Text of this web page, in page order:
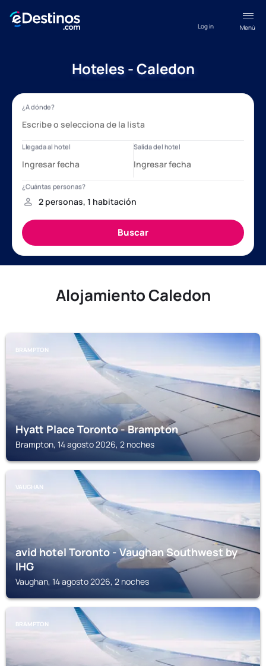
Menú
Log in
Hoteles - Caledon
Alojamiento Caledon
BRAMPTON
Hyatt Place Toronto - Brampton
Brampton, 14 agosto 2026, 2 noches
VAUGHAN
avid hotel Toronto - Vaughan Southwest by
IHG
Vaughan, 14 agosto 2026, 2 noches
BRAMPTON